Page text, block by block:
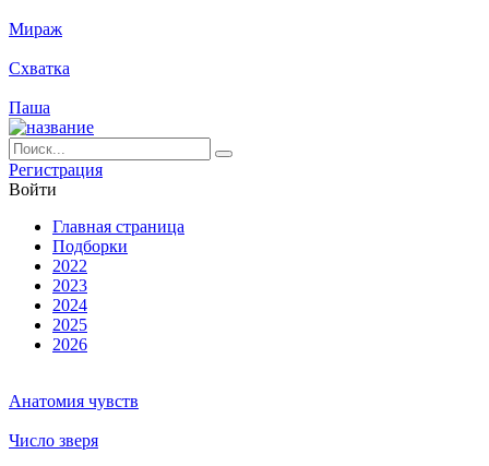
Мираж
Схватка
Паша
Ре­ги­ст­ра­ция
Вой­ти
Глав­ная стра­ни­ца
Подборки
2022
2023
2024
2025
2026
Анатомия чувств
Число зверя